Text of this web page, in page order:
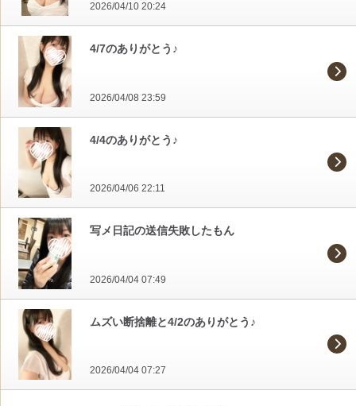
2026/04/10 20:24
4/7のありがとう♪
2026/04/08 23:59
4/4のありがとう♪
2026/04/06 22:11
写メ日記の送信失敗したもん
2026/04/04 07:49
ムズい断捨離と4/2のありがとう♪
2026/04/04 07:27